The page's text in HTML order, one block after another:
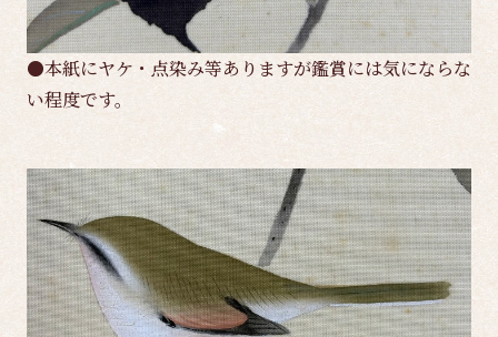
●本紙にヤケ・点染み等ありますが鑑賞には気にならな
い程度です。